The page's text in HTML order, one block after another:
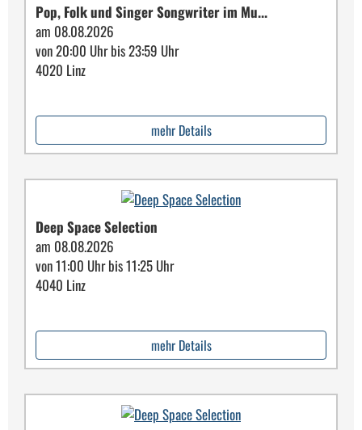
Pop, Folk und Singer Songwriter im Mu...
am 08.08.2026
von 20:00 Uhr bis 23:59 Uhr
4020 Linz
mehr Details
Deep Space Selection
am 08.08.2026
von 11:00 Uhr bis 11:25 Uhr
4040 Linz
mehr Details